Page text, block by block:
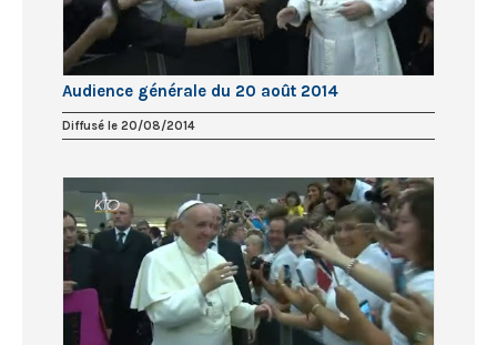
Audience générale du 20 août 2014
Diffusé le 20/08/2014